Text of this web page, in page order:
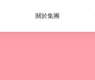
關於集團